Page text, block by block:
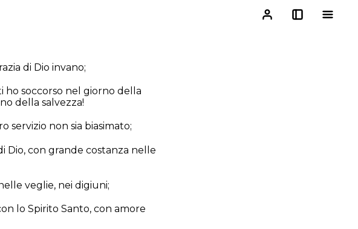
di Dio invano;
ho soccorso nel giorno della
della salvezza!
servizio non sia biasimato;
Dio, con grande costanza nelle
veglie, nei digiuni;
lo Spirito Santo, con amore